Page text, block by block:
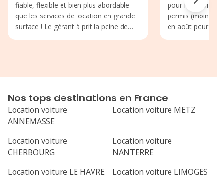
fiable, flexible et bien plus abordable
que les services de location en grande
surface ! Le gérant à prit la peine de
très bien. Je recommande fortement
pour moi! J'ai
permis (moins
en août pour
recommande !
Nos tops destinations en France
Location voiture
ANNEMASSE
Location voiture METZ
Location voiture
CHERBOURG
Location voiture
NANTERRE
Location voiture LE HAVRE
Location voiture LIMOGES